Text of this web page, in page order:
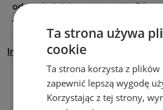
odpowiedzialny
w UE
10, 40211
tel8000008389
Instrukcja Bezpieczeństwa
Pobierz
Ta strona używa
cookie
Ta strona korzysta z plików
zapewnić lepszą wygodę
Korzystając z tej strony,